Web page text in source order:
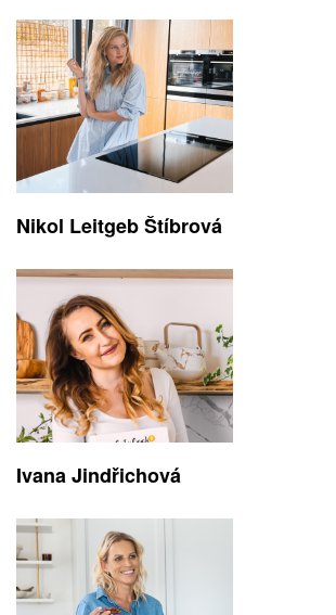
Nikol Leitgeb Štíbrová
Ivana Jindřichová